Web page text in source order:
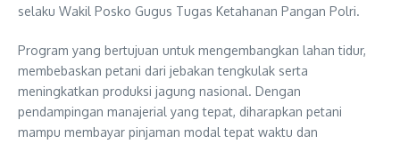
selaku Wakil Posko Gugus Tugas Ketahanan Pangan Polri.
Program yang bertujuan untuk mengembangkan lahan tidur,
membebaskan petani dari jebakan tengkulak serta
meningkatkan produksi jagung nasional. Dengan
pendampingan manajerial yang tepat, diharapkan petani
mampu membayar pinjaman modal tepat waktu dan